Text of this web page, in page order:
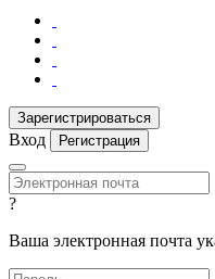
Вход Регистрация
?
Ваша электронная почта